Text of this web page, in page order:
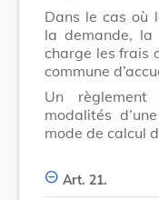
Dans le cas où
la demande, la
charge les frais
commune
Un règlement
modalités
mode de calcul
Art. 21.